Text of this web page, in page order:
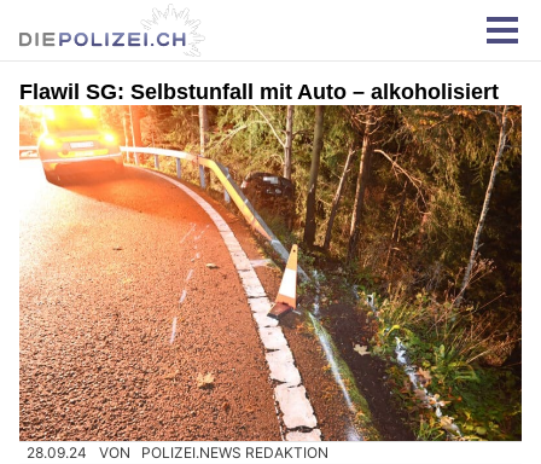
Flawil SG: Selbstunfall mit Auto – alkoholisiert
28.09.24 VON POLIZEI.NEWS REDAKTION